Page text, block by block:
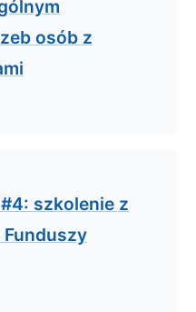
osób z
szkolenie z
Funduszy